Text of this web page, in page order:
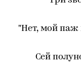
"Нет, мой паж
Сей